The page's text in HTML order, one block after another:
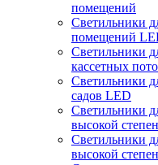
помещений
Светильники
помещений
Светильники
кассетных
Светильники
садов LED
Светильники
высокой
Светильники
высокой